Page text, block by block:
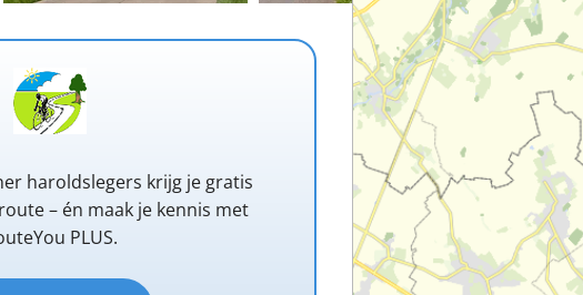
haroldslegers krijg je gratis
– én maak je kennis met
PLUS.